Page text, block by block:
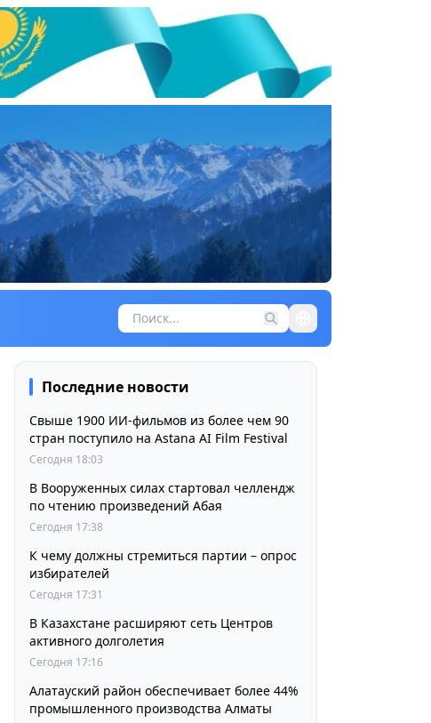
Последние новости
Свыше 1900 ИИ-фильмов из более чем 90
стран поступило на Astana AI Film Festival
Сегодня 18:03
В Вооруженных силах стартовал челлендж
по чтению произведений Абая
Сегодня 17:38
К чему должны стремиться партии – опрос
избирателей
Сегодня 17:31
В Казахстане расширяют сеть Центров
активного долголетия
Сегодня 17:16
Алатауский район обеспечивает более 44%
промышленного производства Алматы